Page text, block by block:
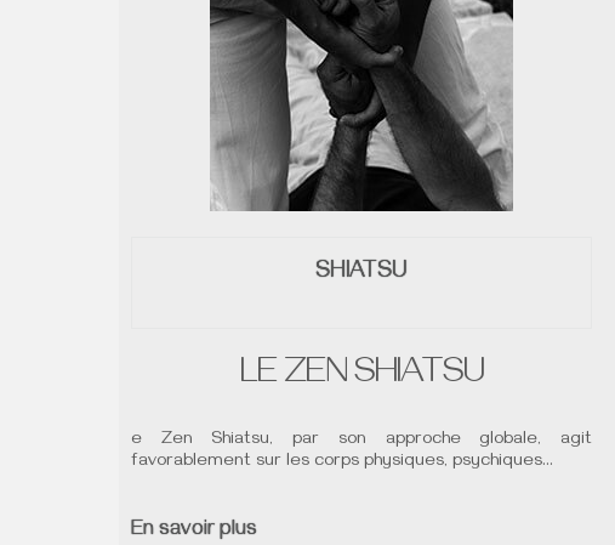
SHIATSU
LE ZEN SHIATSU
e Zen Shiatsu, par son approche globale, agit
favorablement sur les corps physiques, psychiques…
En savoir plus